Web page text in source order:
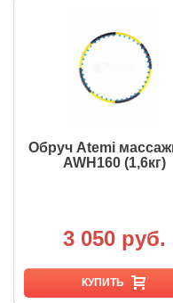
Обруч Atemi
AWH160 (1,6кг)
3 050 руб.
КУПИТЬ